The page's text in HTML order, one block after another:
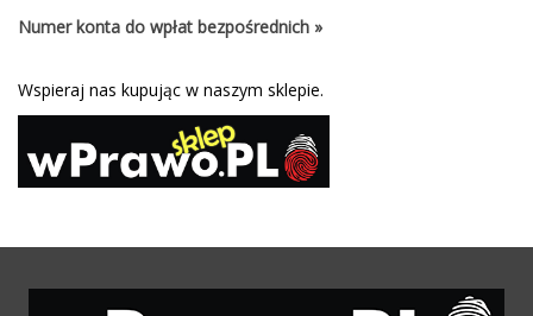
Numer konta do wpłat bezpośrednich »
Wspieraj nas kupując w naszym sklepie.